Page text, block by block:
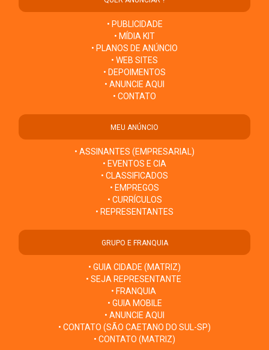
• PUBLICIDADE
• MÍDIA KIT
• PLANOS DE ANÚNCIO
• WEB SITES
• DEPOIMENTOS
• ANUNCIE AQUI
• CONTATO
MEU ANÚNCIO
• ASSINANTES (EMPRESARIAL)
• EVENTOS E CIA
• CLASSIFICADOS
• EMPREGOS
• CURRÍCULOS
• REPRESENTANTES
GRUPO E FRANQUIA
• GUIA CIDADE (MATRIZ)
• SEJA REPRESENTANTE
• FRANQUIA
• GUIA MOBILE
• ANUNCIE AQUI
• CONTATO (SÃO CAETANO DO SUL-SP)
• CONTATO (MATRIZ)